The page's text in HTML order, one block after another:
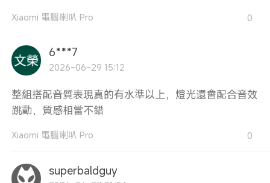
Xiaomi 電腦喇叭 Pro 0
6***7
2026-06-29 15:12
整組搭配音質表現真的有水準以上，燈光還會配合音效
跳動，質感相當不錯
Xiaomi 電腦喇叭 Pro 0
superbaldguy